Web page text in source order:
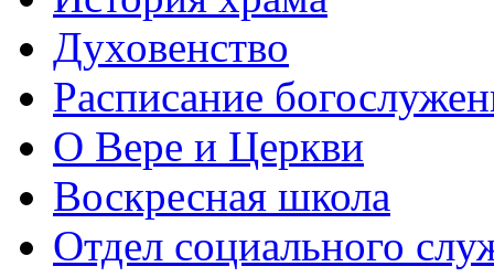
Духовенство
Расписание
О Вере и Церкви
Воскресная школа
Отдел социального